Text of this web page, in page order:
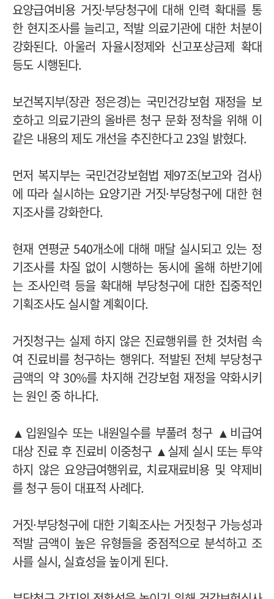
요양급여비용 거짓·부당청구에 대해 인력 확대를 통
한 현지조사를 늘리고, 적발 의료기관에 대한 처분이
강화된다. 아울러 자율시정제와 신고포상금제 확대
등도 시행된다.
보건복지부(장관 정은경)는 국민건강보험 재정을 보
호하고 의료기관의 올바른 청구 문화 정착을 위해 이
같은 내용의 제도 개선을 추진한다고 23일 밝혔다.
먼저 복지부는 국민건강보험법 제97조(보고와 검사)
에 따라 실시하는 요양기관 거짓·부당청구에 대한 현
지조사를 강화한다.
현재 연평균 540개소에 대해 매달 실시되고 있는 정
기조사를 차질 없이 시행하는 동시에 올해 하반기에
는 조사인력 등을 확대해 부당청구에 대한 집중적인
기획조사도 실시할 계획이다.
거짓청구는 실제 하지 않은 진료행위를 한 것처럼 속
여 진료비를 청구하는 행위다. 적발된 전체 부당청구
금액의 약 30%를 차지해 건강보험 재정을 약화시키
는 원인 중 하나다.
▲입원일수 또는 내원일수를 부풀려 청구 ▲비급여
대상 진료 후 진료비 이중청구 ▲실제 실시 또는 투약
하지 않은 요양급여행위료, 치료재료비용 및 약제비
를 청구 등이 대표적 사례다.
거짓·부당청구에 대한 기획조사는 거짓청구 가능성과
적발 금액이 높은 유형들을 중점적으로 분석하고 조
사를 실시, 실효성을 높이게 된다.